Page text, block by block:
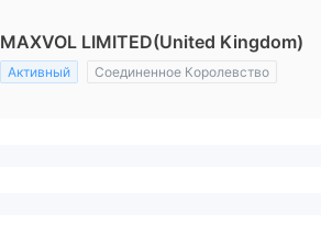
MAXVOL LIMITED(United Kingdom)
Активный Соединенное Королевство